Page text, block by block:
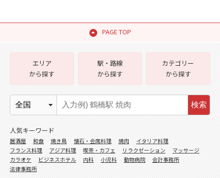
PAGE TOP
エリア
から探す
駅・路線
から探す
カテゴリー
から探す
検索
人気キーワード
居酒屋 和食 焼き鳥 懐石・会席料理 焼肉
イタリア料理
フランス料理
アジア料理 喫茶・カフェ リラクゼーション
マッサージ
カラオケ
ビジネスホテル 内科 小児科 動物病院
会計事務所
法律事務所